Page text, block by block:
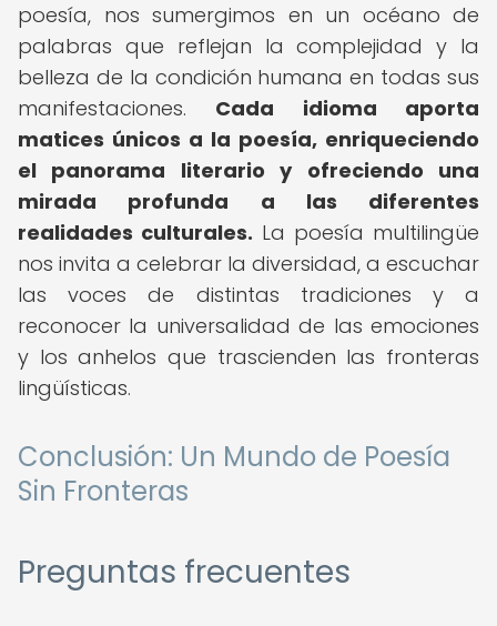
poesía, nos sumergimos en un océano de
palabras que reflejan la complejidad y la
belleza de la condición humana en todas sus
manifestaciones. Cada idioma aporta
matices únicos a la poesía, enriqueciendo
el panorama literario y ofreciendo una
mirada profunda a las diferentes
realidades culturales. La poesía multilingüe
nos invita a celebrar la diversidad, a escuchar
las voces de distintas tradiciones y a
reconocer la universalidad de las emociones
y los anhelos que trascienden las fronteras
lingüísticas.
Conclusión: Un Mundo de Poesía
Sin Fronteras
Preguntas frecuentes